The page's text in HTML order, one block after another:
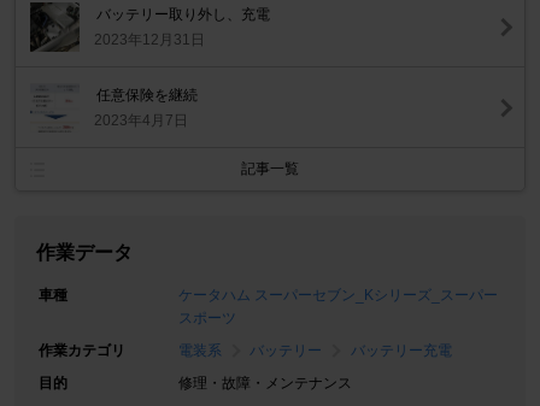
バッテリー取り外し、充電
2023年12月31日
任意保険を継続
2023年4月7日
記事一覧
作業データ
車種
ケータハム スーパーセブン_Kシリーズ_スーパー
スポーツ
作業カテゴリ
電装系 バッテリー
バッテリー充電
目的
修理・故障・メンテナンス